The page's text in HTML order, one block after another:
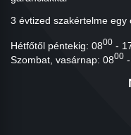
3 évtized szakértelme egy
Hétfőtől péntekig: 0800 -
Szombat, vasárnap: 0800